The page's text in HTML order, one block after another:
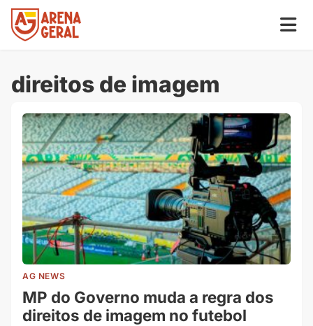
direitos de imagem
AG NEWS
MP do Governo muda a regra dos
direitos de imagem no futebol